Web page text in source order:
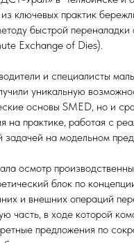
ключевых практик
быстрой переналадки
Exchange of Dies).
и специалисты
уникальную
основы SMED, но и
на практике, работая с
задачей на модельном
осмотр
блок по
и внешних операций
часть, в ходе которой
предложения по